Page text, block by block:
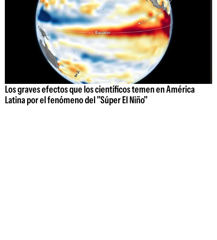
Los graves efectos que los científicos temen en América
Latina por el fenómeno del "Súper El Niño"